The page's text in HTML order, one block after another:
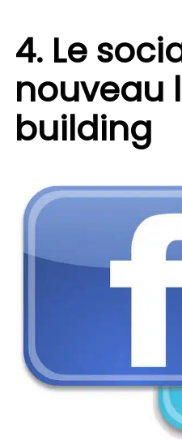
4. Le
nouveau
building